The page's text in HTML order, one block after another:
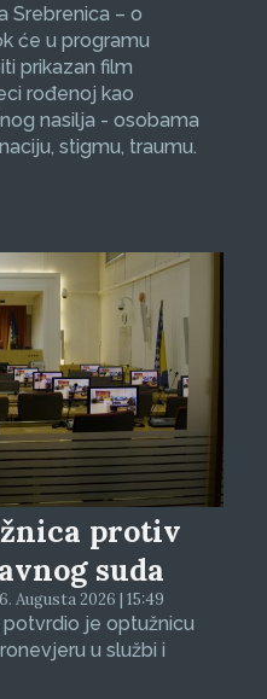
Srebrenica – o
će u programu
prikazan film
rođenoj kao
nasilja - osobama
stigmu, traumu.
protiv
suda
Augusta 2026 | 15:49
je optužnicu
u službi i